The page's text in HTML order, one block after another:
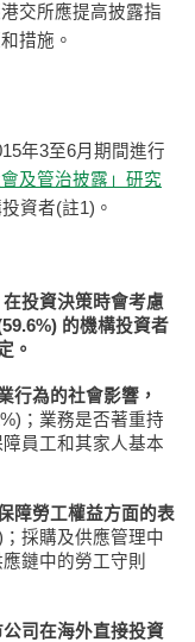
交所應提高披露指
措施。
年3至6月期間進行
及管治披露」研究
資者(註1)。
投資決策時會考慮
的機構投資者
。
行為的社會影響，
；業務是否著重持
員工和其家人基本
障勞工權益方面的表
採購及供應管理中
鏈中的勞工守則
司在海外直接投資